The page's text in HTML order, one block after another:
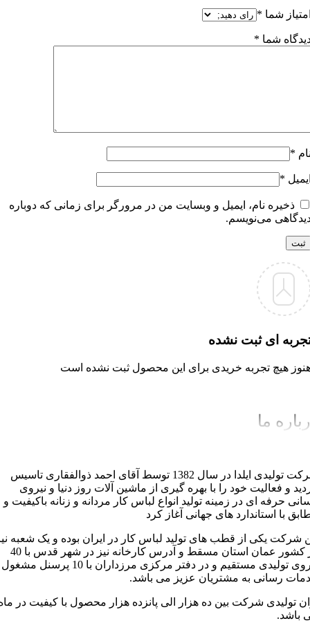
شما *
شما *
*
*
ذخیره نام، ایمیل و وبسایت من در مرورگر برای زمانی که دوباره
می‌نویسم.
ای ثبت نشده
هیچ تجربه خریدی برای این محصول ثبت نشده است
ما
شرکت تولیدی ایلدا در سال 1382 توسط آقای احمد ذوالفقاری تاسیس
و فعالیت خود را با بهره گیری از ماشین آلات روز دنیا و نیروی
حرفه ای در زمینه تولید انواع لباس کار مردانه و زنانه باکیفیت و
با استاندارد های جهانی آغاز کرد
شرکت یکی از قطب های تولید لباس کار در ایران بوده و یک شعبه
در کشور عمان استان مسقط و آدرس کارخانه نیز در شهر قدس با 40
نیروی تولیدی مستقیم و در دفتر مرکزی مرزداران با 10 پرسنل مشغول
رسانی به مشتریان عزیز می باشد.
تولیدی شرکت بین ده هزار الی پانزده هزار محصول با کیفیت در
باشد.